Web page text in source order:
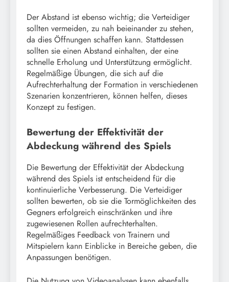
Der Abstand ist ebenso wichtig; die Verteidiger
sollten vermeiden, zu nah beieinander zu stehen,
da dies Öffnungen schaffen kann. Stattdessen
sollten sie einen Abstand einhalten, der eine
schnelle Erholung und Unterstützung ermöglicht.
Regelmäßige Übungen, die sich auf die
Aufrechterhaltung der Formation in verschiedenen
Szenarien konzentrieren, können helfen, dieses
Konzept zu festigen.
Bewertung der Effektivität der
Abdeckung während des Spiels
Die Bewertung der Effektivität der Abdeckung
während des Spiels ist entscheidend für die
kontinuierliche Verbesserung. Die Verteidiger
sollten bewerten, ob sie die Tormöglichkeiten des
Gegners erfolgreich einschränken und ihre
zugewiesenen Rollen aufrechterhalten.
Regelmäßiges Feedback von Trainern und
Mitspielern kann Einblicke in Bereiche geben, die
Anpassungen benötigen.